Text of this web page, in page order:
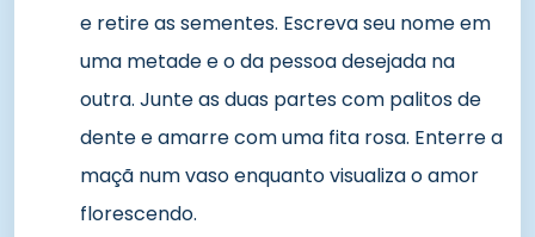
e retire as sementes. Escreva seu nome em
uma metade e o da pessoa desejada na
outra. Junte as duas partes com palitos de
dente e amarre com uma fita rosa. Enterre a
maçã num vaso enquanto visualiza o amor
florescendo.